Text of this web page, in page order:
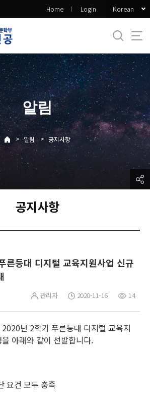
Home Login Korean
알림
> 알림 > 공지사항
공지사항
른등대 디지털 교육지원사업 신규
관리자 2020-11-16 14
년 2학기 푸른등대 디지털 교육지
아래와 같이 선발합니다.
요건 모두 충족